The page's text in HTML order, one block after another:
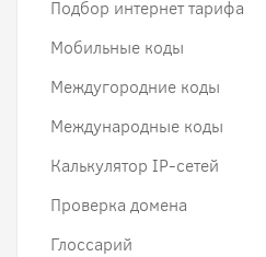
Подбор интернет тарифа
Мобильные коды
Междугородние коды
Международные коды
Калькулятор IP-сетей
Проверка домена
Глоссарий